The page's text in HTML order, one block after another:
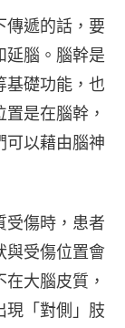
傳遞的話，要
延腦。腦幹是
基礎功能，也
是在腦幹，
可以藉由腦神
受傷時，患者
與受傷位置會
大腦皮質，
現「對側」肢